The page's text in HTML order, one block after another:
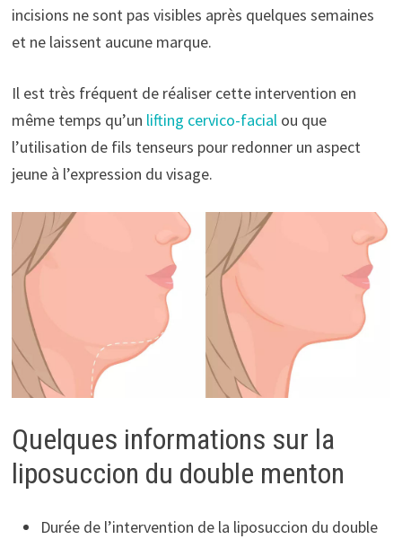
incisions ne sont pas visibles après quelques semaines
et ne laissent aucune marque.
Il est très fréquent de réaliser cette intervention en
même temps qu’un lifting cervico-facialou que
l’utilisation de fils tenseurs pour redonner un aspect
jeune à l’expression du visage.
Quelques informations sur la
liposuccion du double menton
Durée de l’intervention de la liposuccion du double